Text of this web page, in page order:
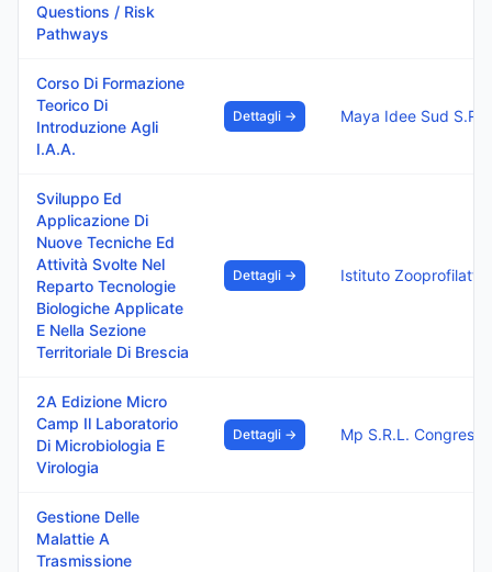
Questions / Risk
Pathways
Corso Di Formazione
Teorico Di
Introduzione Agli
I.A.A.
Dettagli → Maya Idee Sud
Sviluppo Ed
Applicazione Di
Nuove Tecniche Ed
Attività Svolte Nel
Reparto Tecnologie
Biologiche Applicate
E Nella Sezione
Territoriale Di Brescia
Dettagli →
2A Edizione Micro
Camp Il Laboratorio
Di Microbiologia E
Virologia
Dettagli →
Gestione Delle
Malattie A
Trasmissione